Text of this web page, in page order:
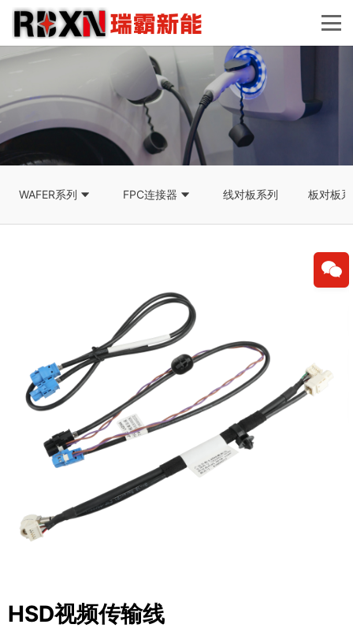
WAFER系列 FPC连接器 线对板系列 板对板
HSD视频传输线